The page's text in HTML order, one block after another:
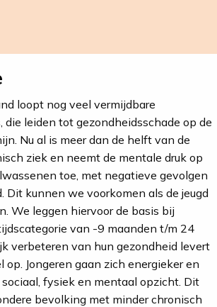
loopt nog veel vermijdbare
die leiden tot gezondheidsschade op de
Nu al is meer dan de helft van de
ziek en neemt de mentale druk op
toe, met negatieve gevolgen
Dit kunnen we voorkomen als de jeugd
We leggen hiervoor de basis bij
van -9 maanden t/m 24
verbeteren van hun gezondheid levert
op. Jongeren gaan zich energieker en
fysiek en mentaal opzicht. Dit
bevolking met minder chronisch